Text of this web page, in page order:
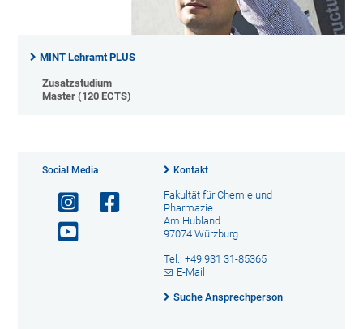
MINT Lehramt PLUS
Zusatzstudium
Master (120 ECTS)
Social Media Kontakt
Fakultät für Chemie und
Pharmazie
Am Hubland
97074 Würzburg
Tel.: +49 931 31-85365
E-Mail
Suche Ansprechperson